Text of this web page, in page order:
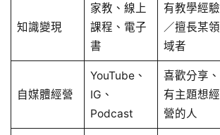
知識變現
家教、線上
課程、電子
書
有教學經驗
／擅長某領
域者
自媒體經營
YouTube、
IG、
Podcast
喜歡分享、
有主題想經
營的人